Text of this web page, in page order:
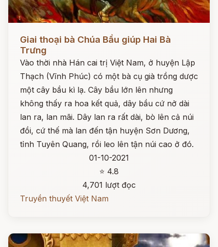
Giai thoại bà Chúa Bầu giúp Hai Bà
Trưng
Vào thời nhà Hán cai trị Việt Nam, ở huyện Lập
Thạch (Vĩnh Phúc) có một bà cụ già trồng dược
một cây bầu kì lạ. Cây bầu lớn lên nhưng
không thấy ra hoa kết quả, dây bầu cứ nở dài
lan ra, lan mãi. Dây lan ra rất dài, bò lên cả núi
đồi, cứ thế mà lan đến tận huyện Sơn Dương,
tỉnh Tuyên Quang, rồi leo lên tận núi cao ở đó.
01-10-2021
⭐ 4.8
4,701 lượt đọc
Truyền thuyết Việt Nam